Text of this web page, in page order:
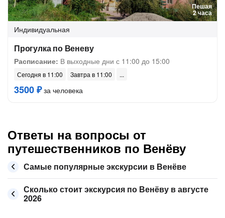
Пешая
2 часа
Индивидуальная
Прогулка по Веневу
Расписание: В выходные дни с 11:00 до 15:00
Сегодня в 11:00 Завтра в 11:00
3500 ₽за человека
Ответы на вопросы от
путешественников по Венёву
Самые популярные экскурсии в Венёве
Сколько стоит экскурсия по Венёву в августе
2026